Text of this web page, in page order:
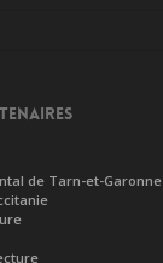
de Tarn-et-Garonne